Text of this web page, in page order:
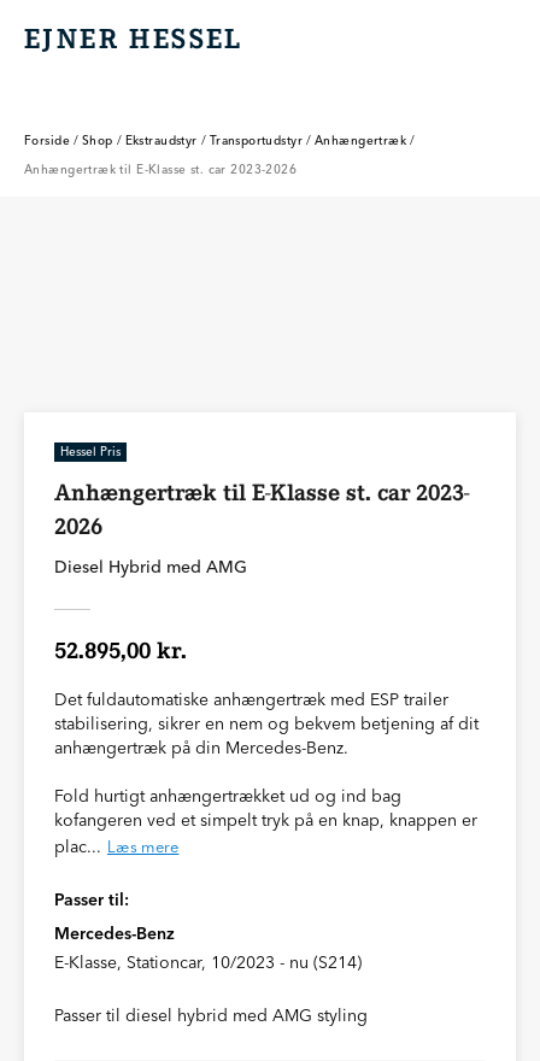
EJNER HESSEL
EJNER HESSEL
Forside / Shop / Ekstraudstyr / Transportudstyr / Anhængertræk /
Anhængertræk til E-Klasse st. car 2023-2026
Hessel Pris
Anhængertræk til E-Klasse st. car 2023-
2026
Diesel Hybrid med AMG
52.895,00 kr.
Det fuldautomatiske anhængertræk med ESP trailer
stabilisering, sikrer en nem og bekvem betjening af dit
anhængertræk på din Mercedes-Benz.
Fold hurtigt anhængertrækket ud og ind bag
kofangeren ved et simpelt tryk på en knap, knappen er
plac... Læs mere
Passer til:
Mercedes-Benz
E-Klasse, Stationcar, 10/2023 - nu (S214)
Passer til diesel hybrid med AMG styling